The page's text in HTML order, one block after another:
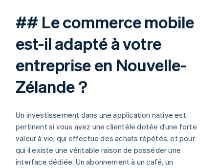
## Le commerce mobile
est-il adapté à votre
entreprise en Nouvelle-
Zélande ?
Un investissement dans une application native est
pertinent si vous avez une clientèle dotée d’une forte
valeur à vie, qui effectue des achats répétés, et pour
qui il existe une véritable raison de posséder une
interface dédiée. Un abonnement à un café, un